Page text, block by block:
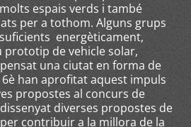
espais verds i també
per a tothom. Alguns grups
energèticament,
prototip de vehicle solar,
una ciutat en forma de
6è han aprofitat aquest impuls
propostes al concurs de
diverses propostes de
contribuir a la millora de la